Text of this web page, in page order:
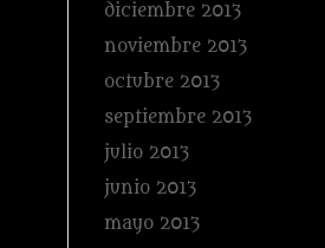
diciembre 2013
noviembre 2013
octubre 2013
septiembre 2013
julio 2013
junio 2013
mayo 2013